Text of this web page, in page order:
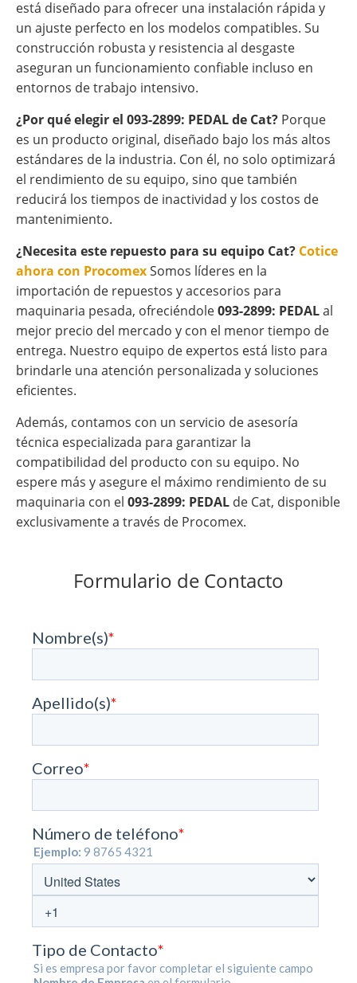
está diseñado para ofrecer una instalación rápida y
un ajuste perfecto en los modelos compatibles. Su
construcción robusta y resistencia al desgaste
aseguran un funcionamiento confiable incluso en
entornos de trabajo intensivo.
¿Por qué elegir el 093-2899: PEDAL de Cat? Porque
es un producto original, diseñado bajo los más altos
estándares de la industria. Con él, no solo optimizará
el rendimiento de su equipo, sino que también
reducirá los tiempos de inactividad y los costos de
mantenimiento.
¿Necesita este repuesto para su equipo Cat? Cotice
ahora con ProcomexSomos líderes en la
importación de repuestos y accesorios para
maquinaria pesada, ofreciéndole093-2899: PEDALal
mejor precio del mercado y con el menor tiempo de
entrega. Nuestro equipo de expertos está listo para
brindarle una atención personalizada y soluciones
eficientes.
Además, contamos con un servicio de asesoría
técnica especializada para garantizar la
compatibilidad del producto con su equipo. No
espere más y asegure el máximo rendimiento de su
maquinaria con el 093-2899: PEDAL de Cat, disponible
exclusivamente a través de Procomex.
Formulario de Contacto